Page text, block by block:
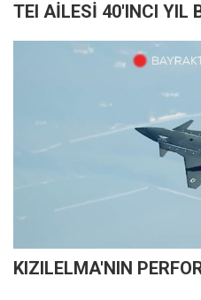
TEI AİLESİ 40'INCI YIL
KIZILELMA'NIN